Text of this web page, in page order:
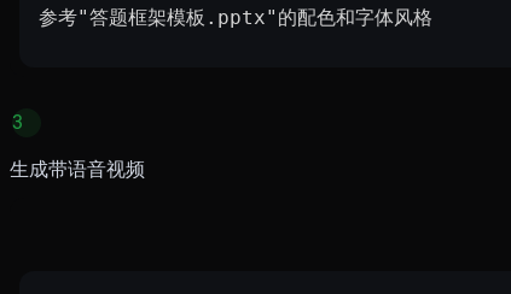
参考"答题框架模板.pptx"的配色和字体风格
3
生成带语音视频